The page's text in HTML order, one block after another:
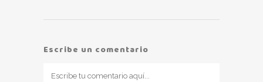
Escribe un comentario